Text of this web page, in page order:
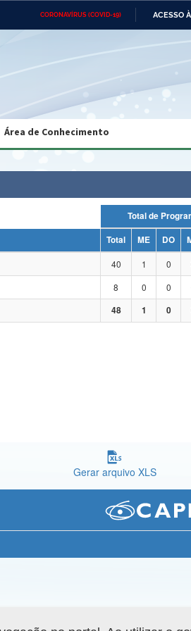
CORONAVÍRUS (COVID-19) ACESSO
Ministério das
do Desenvolvimento
Geral da União Banco Central do
Área de Conhecimento
Total ME DO
40 1 0
8 0 0
48 1 0
Gerar arquivo XLS